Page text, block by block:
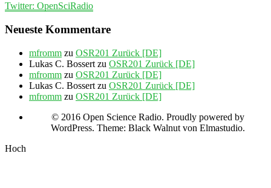
Twitter: OpenSciRadio
Neueste Kommentare
mfromm zu OSR201 Zurück [DE]
Lukas C. Bossert zu OSR201 Zurück [DE]
mfromm zu OSR201 Zurück [DE]
Lukas C. Bossert zu OSR201 Zurück [DE]
mfromm zu OSR201 Zurück [DE]
© 2016 Open Science Radio. Proudly powered by
WordPress. Theme: Black Walnut von Elmastudio.
Hoch